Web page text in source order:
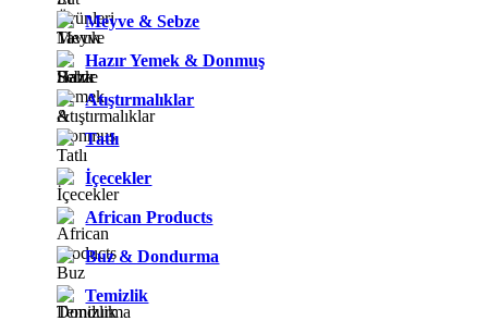
Meyve & Sebze
Hazır Yemek & Donmuş
Atıştırmalıklar
Tatlı
İçecekler
African Products
Buz & Dondurma
Temizlik